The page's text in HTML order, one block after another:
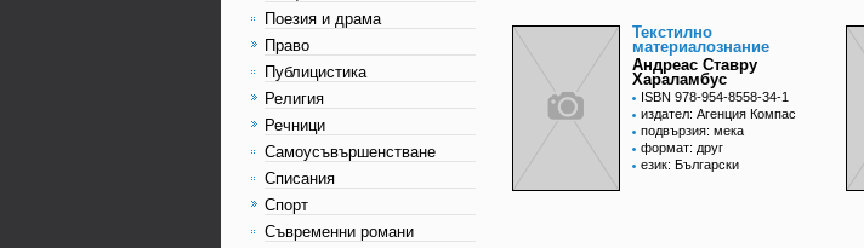
Поезия и драма
Право
Публицистика
Религия
Речници
Самоусъвършенстване
Списания
Спорт
Съвременни романи
Текстилно
материалознание
Aндреас Ставру
Хараламбус
ISBN 978-954-8558-34-1
издател: Агенция Компас
подвързия: мека
формат: друг
език: Български